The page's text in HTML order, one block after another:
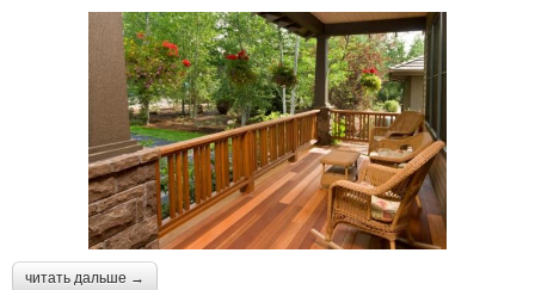
читать дальше →